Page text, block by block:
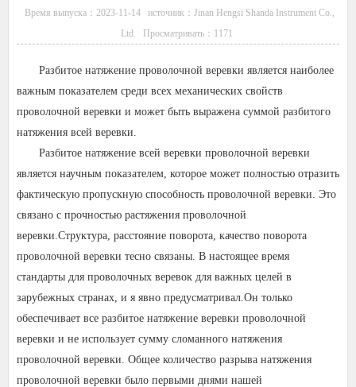
Время выпуска：2023-11-14
источник：Jinan Hengsi Shanda Instrument Co.,
Ltd.
Просматривать： 1171
Разбитое натяжение проволочной веревки является наиболее
важным показателем среди всех механических свойств
проволочной веревки и может быть выражена суммой разбитого
натяжения всей веревки.
Разбитое натяжение всей веревки проволочной веревки
является научным показателем, которое может полностью отразить
фактическую пропускную способность проволочной веревки. Это
связано с прочностью растяжения проволочной
веревки. Структура, расстояние поворота, качество поворота
проволочной веревки тесно связаны. В настоящее время
стандарты для проволочных веревок для важных целей в
зарубежных странах, и я явно предусматривал. Он только
обеспечивает все разбитое натяжение веревки проволочной
веревки и не использует сумму сломанного натяжения
проволочной веревки. Общее количество разрыва натяжения
проволочной веревки было первыми днями нашей